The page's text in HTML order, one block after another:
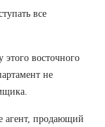
все
восточного
не
агент, продающий